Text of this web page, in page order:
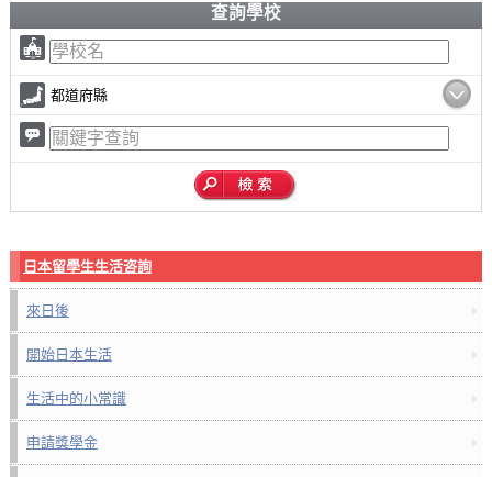
查詢學校
都道府縣
日本留學生生活咨詢
來日後
開始日本生活
生活中的小常識
申請獎學金